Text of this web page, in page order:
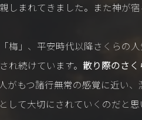
しまれてきました。また神が
梅」、平安時代以降さくらの
れ続けています。 散り際のさ
がもつ諸行無常の感覚に近い
して大切にされていくのだと思